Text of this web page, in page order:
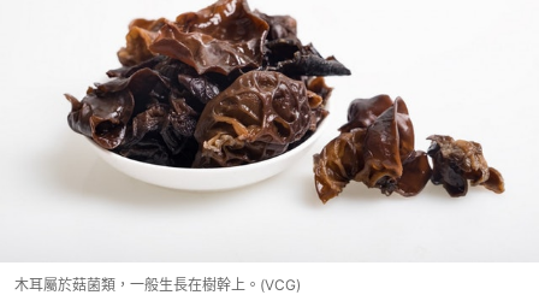
木耳屬於菇菌類，一般生長在樹幹上。(VCG)